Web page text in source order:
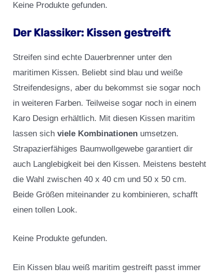
Keine Produkte gefunden.
Der Klassiker: Kissen gestreift
Streifen sind echte Dauerbrenner unter den
maritimen Kissen. Beliebt sind blau und weiße
Streifendesigns, aber du bekommst sie sogar noch
in weiteren Farben. Teilweise sogar noch in einem
Karo Design erhältlich. Mit diesen Kissen maritim
lassen sichviele Kombinationen umsetzen.
Strapazierfähiges Baumwollgewebe garantiert dir
auch Langlebigkeit bei den Kissen. Meistens besteht
die Wahl zwischen 40 x 40 cm und 50 x 50 cm.
Beide Größen miteinander zu kombinieren, schafft
einen tollen Look.
Keine Produkte gefunden.
Ein Kissen blau weiß maritim gestreift passt immer